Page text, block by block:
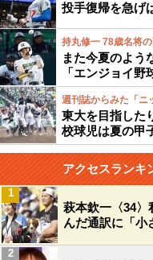
投手復帰を急げ
持丸修一 78歳名将
また今夏のよう
「エンジョイ
週刊誌からみた「ニ
東大を目指した
校球児は夏の甲
アクセスランキ
萩本欽一〈34
んだ通訳に「小
1
2